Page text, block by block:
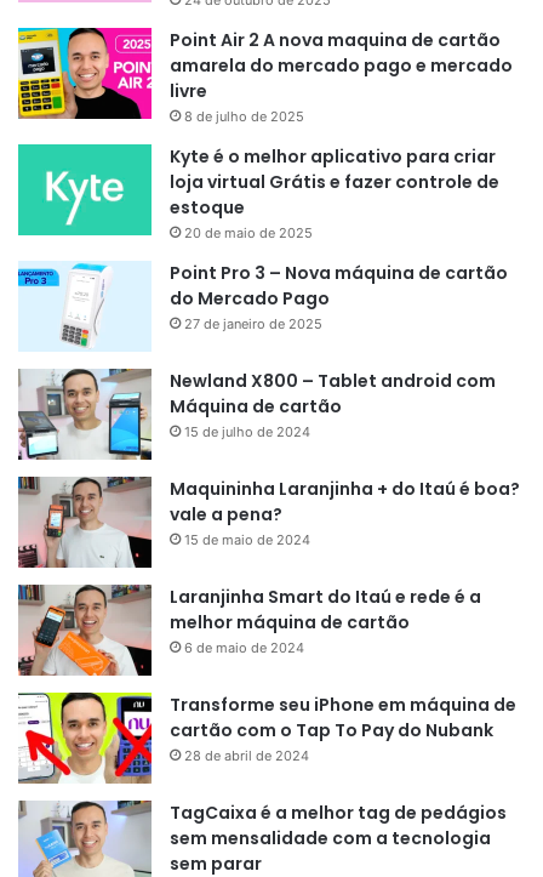
Point Air 2 A nova maquina de cartão
amarela do mercado pago e mercado
livre
8 de julho de 2025
Kyte é o melhor aplicativo para criar
loja virtual Grátis e fazer controle de
estoque
20 de maio de 2025
Point Pro 3 – Nova máquina de cartão
do Mercado Pago
27 de janeiro de 2025
Newland X800 – Tablet android com
Máquina de cartão
15 de julho de 2024
Maquininha Laranjinha + do Itaú é boa?
vale a pena?
15 de maio de 2024
Laranjinha Smart do Itaú e rede é a
melhor máquina de cartão
6 de maio de 2024
Transforme seu iPhone em máquina de
cartão com o Tap To Pay do Nubank
28 de abril de 2024
TagCaixa é a melhor tag de pedágios
sem mensalidade com a tecnologia
sem parar